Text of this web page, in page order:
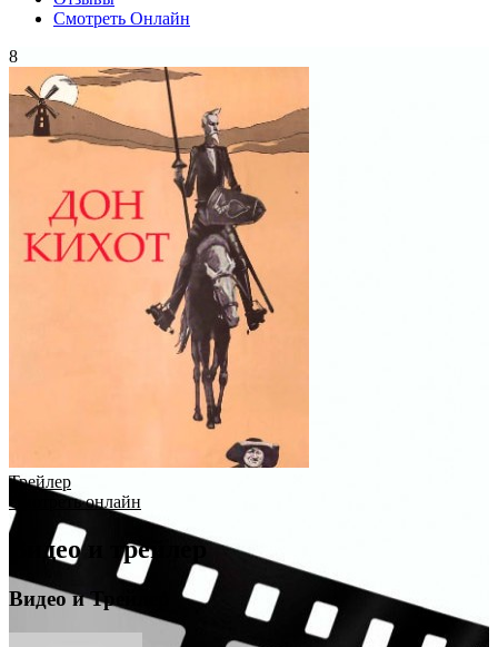
Смотреть Онлайн
8
Трейлер
Смотреть онлайн
Видео и трейлер
Видео и Трейлер